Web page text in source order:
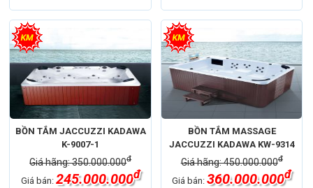
BỒN TẮM JACCUZZI KADAWA
K-9007-1
Giá hãng: 350.000.000đ
Giá bán: 245.000.000đ
BỒN TẮM MASSAGE
JACCUZZI KADAWA KW-9314
Giá hãng: 450.000.000đ
Giá bán:360.000.000đ